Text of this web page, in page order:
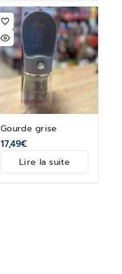
Gourde grise
17,49€
Lire la suite